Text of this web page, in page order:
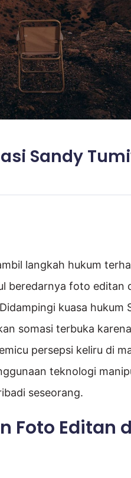
Sandy
langkah hukum
beredarnya foto editan
kuasa hukum
somasi terbuka
persepsi keliru di
teknologi
seseorang.
Foto Editan